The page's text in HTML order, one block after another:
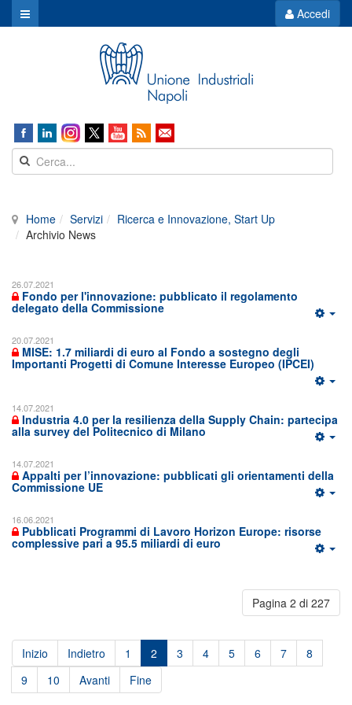
Accedi
Home Servizi
Ricerca e Innovazione, Start Up
Archivio News
26.07.2021
Fondo per l'innovazione: pubblicato il regolamento
delegato della Commissione
20.07.2021
MISE: 1.7 miliardi di euro al Fondo a sostegno degli
Importanti Progetti di Comune Interesse Europeo (IPCEI)
14.07.2021
Industria 4.0 per la resilienza della Supply Chain: partecipa
alla survey del Politecnico di Milano
14.07.2021
Appalti per l’innovazione: pubblicati gli orientamenti della
Commissione UE
16.06.2021
Pubblicati Programmi di Lavoro Horizon Europe: risorse
complessive pari a 95.5 miliardi di euro
Pagina 2 di 227
Inizio Indietro 1 2 3 4 5 6 7
8
9
10 Avanti Fine